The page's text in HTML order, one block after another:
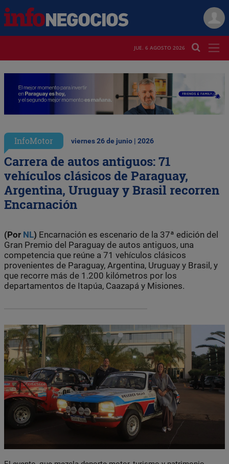
JUE. 6 AGOSTO 2026
InfoMotor viernes 26 de junio | 2026
Carrera de autos antiguos: 71
vehículos clásicos de Paraguay,
Argentina, Uruguay y Brasil recorren
Encarnación
(Por NL) Encarnación es escenario de la 37ª edición del
Gran Premio del Paraguay de autos antiguos, una
competencia que reúne a 71 vehículos clásicos
provenientes de Paraguay, Argentina, Uruguay y Brasil, y
que recorre más de 1.200 kilómetros por los
departamentos de Itapúa, Caazapá y Misiones.